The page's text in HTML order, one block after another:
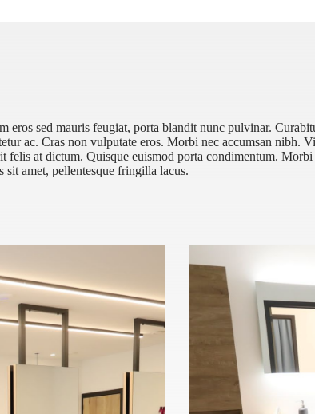
eros sed mauris feugiat, porta blandit nunc pulvinar.
ac. Cras non vulputate eros. Morbi nec accumsan nibh.
felis at dictum. Quisque euismod porta condimentum.
amet, pellentesque fringilla lacus.